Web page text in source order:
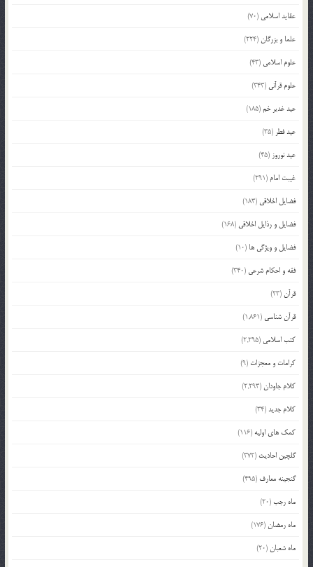
عقاید اسلامی (70)
علما و بزرگان(224)
علوم اسلامی (43)
علوم قرآنی (343)
عید غدیر خم(185)
عید فطر (35)
عید نوروز (45)
غیبت امام (291)
فضایل اخلاقی (183)
فضایل و رذایل اخلاقی (168)
فضایل و ویژگی ها (10)
فقه و احکام شرعی (340)
قرآن(23)
قرآن شناسی (1,861)
کتب اسلامی (2,295)
کرامات و معجزات (9)
کلام جاودان(2,293)
کلام جدید(34)
کمک های اولیه (116)
گلچین احادیث (372)
گنجینه معارف (495)
ماه رجب(20)
ماه رمضان(176)
ماه شعبان(20)